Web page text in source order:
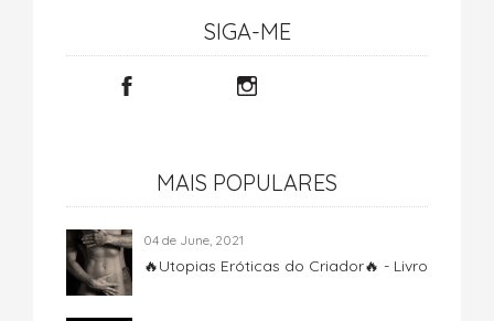
SIGA-ME
MAIS POPULARES
04 de June, 2021
🔥Utopias Eróticas do Criador🔥 - Livro